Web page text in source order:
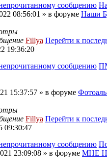
сообщению
08:56:01 » в форуме Наши
Fillya Перейти к
19:36:20
сообщению
15:37:57 » в форуме
Fillya Перейти к
09:30:47
сообщению
23:09:08 » в форуме МНЕ